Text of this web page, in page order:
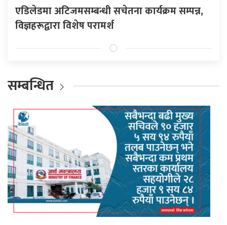
एडिलेडमा अटिजमसम्बन्धी सचेतना कार्यक्रम सम्पन्न,
विज्ञहरूद्वारा विशेष परामर्श
सम्बन्धित